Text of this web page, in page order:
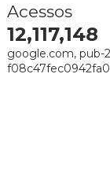
Acessos
12,117,148
google.com, pub-
f08c47fec0942fa0